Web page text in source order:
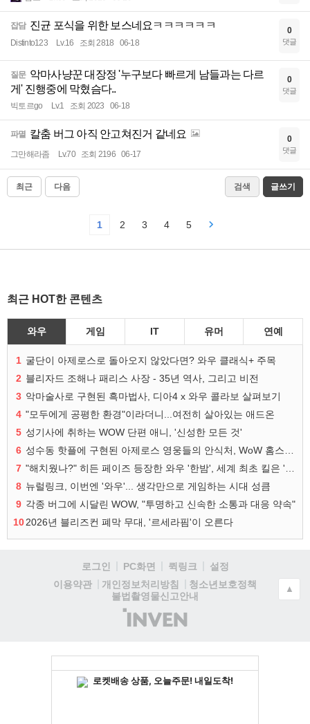
잡담 진균 포식을 위한 보스네요ㅋㅋㅋㅋㅋㅋ
Distinto123 Lv.16 조회 2818 06-18
0
댓글
질문 악마사냥꾼 대장정 '누구보다 빠르게 남들과는 다르
게' 진행중에 막혔슴다..
빅토르go Lv.1 조회 2023 06-18
0
댓글
파멸 칼춤 버그 아직 안고쳐진거 같네요
그만해라좀 Lv.70 조회 2196 06-17
0
댓글
최근 다음 검색 글쓰기
1 2 3 4 5
최근 HOT한 콘텐츠
와우 게임 IT 유머 연예
1 굴단이 아제로스로 돌아오지 않았다면? 와우 클래식+ 주목
2 블리자드 조해나 패리스 사장 - 35년 역사, 그리고 비전
3 악마술사로 구현된 흑마법사, 디아4 x 와우 콜라보 살펴보기
4 "모두에게 공평한 환경"이라더니...여전히 살아있는 애드온
5 성기사에 취하는 WOW 단편 애니, '신성한 모든 것'
6
7
8 뉴럴링크, 이번엔 '와우'... 생각만으로 게임하는 시대 성큼
9 각종 버그에 시달린 WOW, "투명하고 신속한 소통과 대응 약속"
102026년 블리즈컨 폐막 무대, '르세라핌'이 오른다
로그인 PC화면 퀵링크
설정
이용약관
개인정보처리방침
청소년보호정책
불법촬영물신고안내
(주)
인
▲